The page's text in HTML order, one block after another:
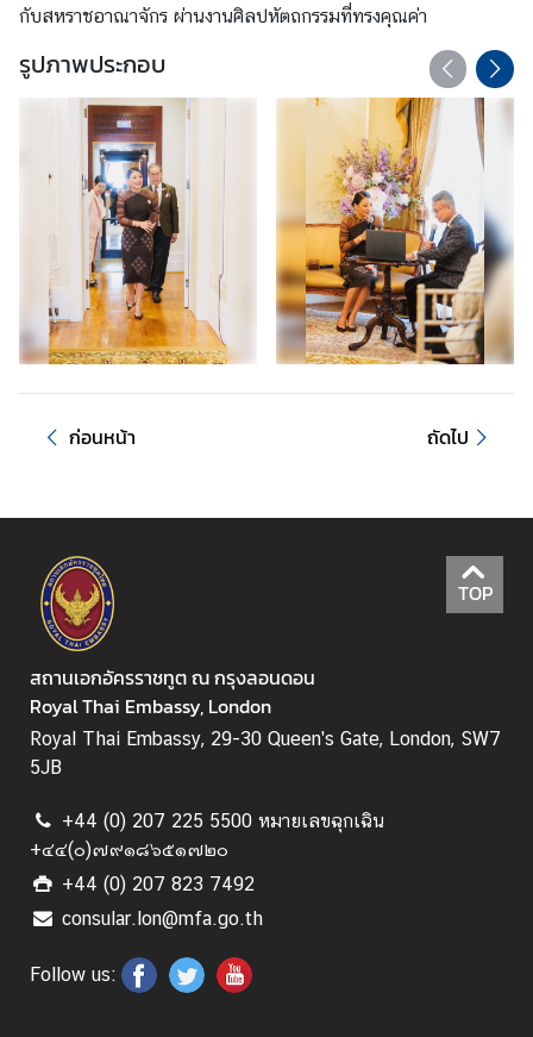
น
ท
สั
พั
น
ส
ห
ร
า
ช
อ
า
ณ
า
ก
ร
ค
า
กับสหราชอาณาจักร ผ่านงานศิลปหัตถกรรมที่ทรงคุณค่า
รูปภาพประกอบ
ก่อนหน้า ถัดไป
TOP
สถานเอกอัครราชทูต ณ กรุงลอนดอน
Royal Thai Embassy, London
Royal Thai Embassy, 29-30 Queen's Gate, London, SW7
5JB
+44 (0) 207 225 5500 หมายเลขฉุกเฉิน
+๔๔(๐)๗๙๑๘๖๕๑๗๒๐
+44 (0) 207 823 7492
consular.lon@mfa.go.th
Follow us: